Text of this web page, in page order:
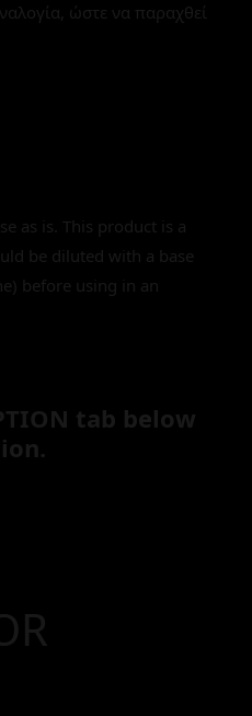
ώστε να παραχθεί
as is. This product is a
be diluted with a base
before using in an
tab below